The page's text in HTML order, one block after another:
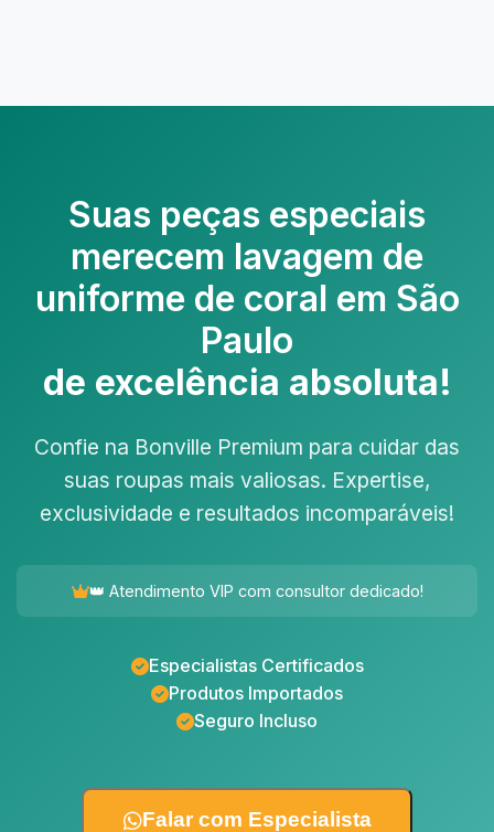
Suas peças especiais
merecem lavagem de
uniforme de coral em São
Paulo
de excelência absoluta!
Confie na Bonville Premium para cuidar das
suas roupas mais valiosas. Expertise,
exclusividade e resultados incomparáveis!
👑 Atendimento VIP com consultor dedicado!
Especialistas Certificados
Produtos Importados
Seguro Incluso
Falar com Especialista